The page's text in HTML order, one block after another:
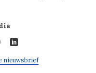
nieuwsbrief